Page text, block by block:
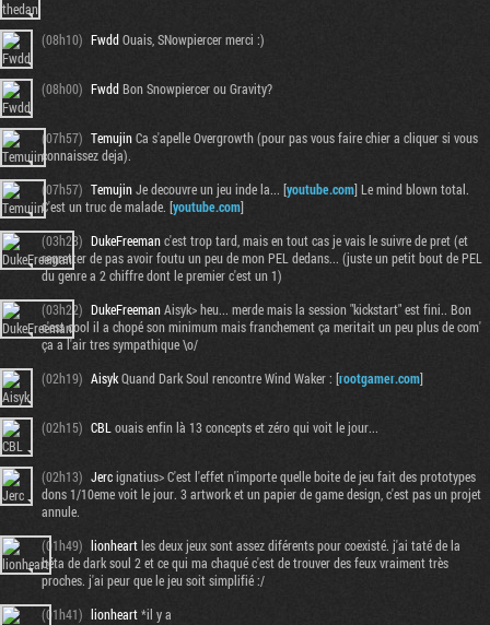
(08h10) FwddOuais, SNowpiercer merci :)
(08h00) FwddBon Snowpiercer ou Gravity?
(07h57) TemujinCa s'apelle Overgrowth (pour pas vous faire chier a cliquer si vous
connaissez deja).
(07h57) TemujinJe decouvre un jeu inde la... [youtube.com] Le mind blown total.
C'est un truc de malade. [youtube.com]
(03h23) DukeFreemanc'est trop tard, mais en tout cas je vais le suivre de pret (et
regretter de pas avoir foutu un peu de mon PEL dedans... (juste un petit bout de PEL
du genre a 2 chiffre dont le premier c'est un 1)
(03h22) DukeFreemanAisyk> heu... merde mais la session "kickstart" est fini.. Bon
c'est cool il a chopé son minimum mais franchement ça meritait un peu plus de com'
ça a l'air tres sympathique \o/
(02h19) AisykQuand Dark Soul rencontre Wind Waker : [rootgamer.com]
(02h15) CBL ouais enfin là 13 concepts et zéro qui voit le jour...
(02h13) Jercignatius> C'est l'effet n'importe quelle boite de jeu fait des prototypes
dons 1/10eme voit le jour. 3 artwork et un papier de game design, c'est pas un projet
annule.
(01h49) lionheartles deux jeux sont assez diférents pour coexisté. j'ai taté de la
béta de dark soul 2 et ce qui ma chaqué c'est de trouver des feux vraiment très
proches. j'ai peur que le jeu soit simplifié :/
(01h41) lionheart*il y a